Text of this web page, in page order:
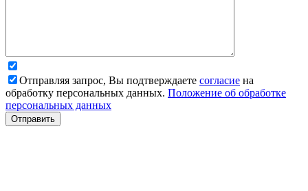
Отправляя запрос, Вы подтверждаете согласие на
обработку персональных данных. Положение об обработке
персональных данных